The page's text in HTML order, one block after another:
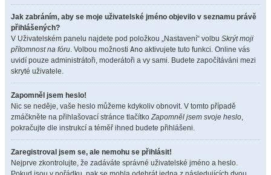
Jak zabráním, aby se moje uživatelské jméno objevilo v seznamu právě
přihlášených?
V Uživatelském panelu najdete pod položkou „Nastavení“ volbu Skrýt moji
přítomnost na fóru. Volbou možnosti Ano aktivujete tuto funkci. Online vás
uvidí pouze administrátoři, moderátoři a vy sami. Budete započítáváni mezi
skryté uživatele.
Zapomněl jsem heslo!
Nic se neděje, vaše heslo můžeme kdykoliv obnovit. V tomto případě
zmáčkněte na přihlašovací stránce tlačítkoZapomněl jsem svoje heslo,
pokračujte dle instrukcí a téměř ihned budete přihlášeni.
Zaregistroval jsem se, ale nemohu se přihlásit!
Nejprve zkontrolujte, že zadáváte správné uživatelské jméno a heslo.